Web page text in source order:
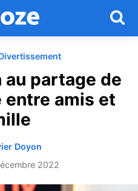
partage de
entre amis et
Doyon
2022